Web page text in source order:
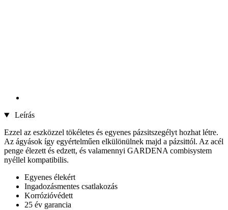
Leírás
Ezzel az eszközzel tökéletes és egyenes pázsitszegélyt hozhat létre.
Az ágyások így egyértelműen elkülönülnek majd a pázsittól. Az acél
penge élezett és edzett, és valamennyi GARDENA combisystem
nyéllel kompatibilis.
Egyenes élekért
Ingadozásmentes csatlakozás
Korrózióvédett
25 év garancia